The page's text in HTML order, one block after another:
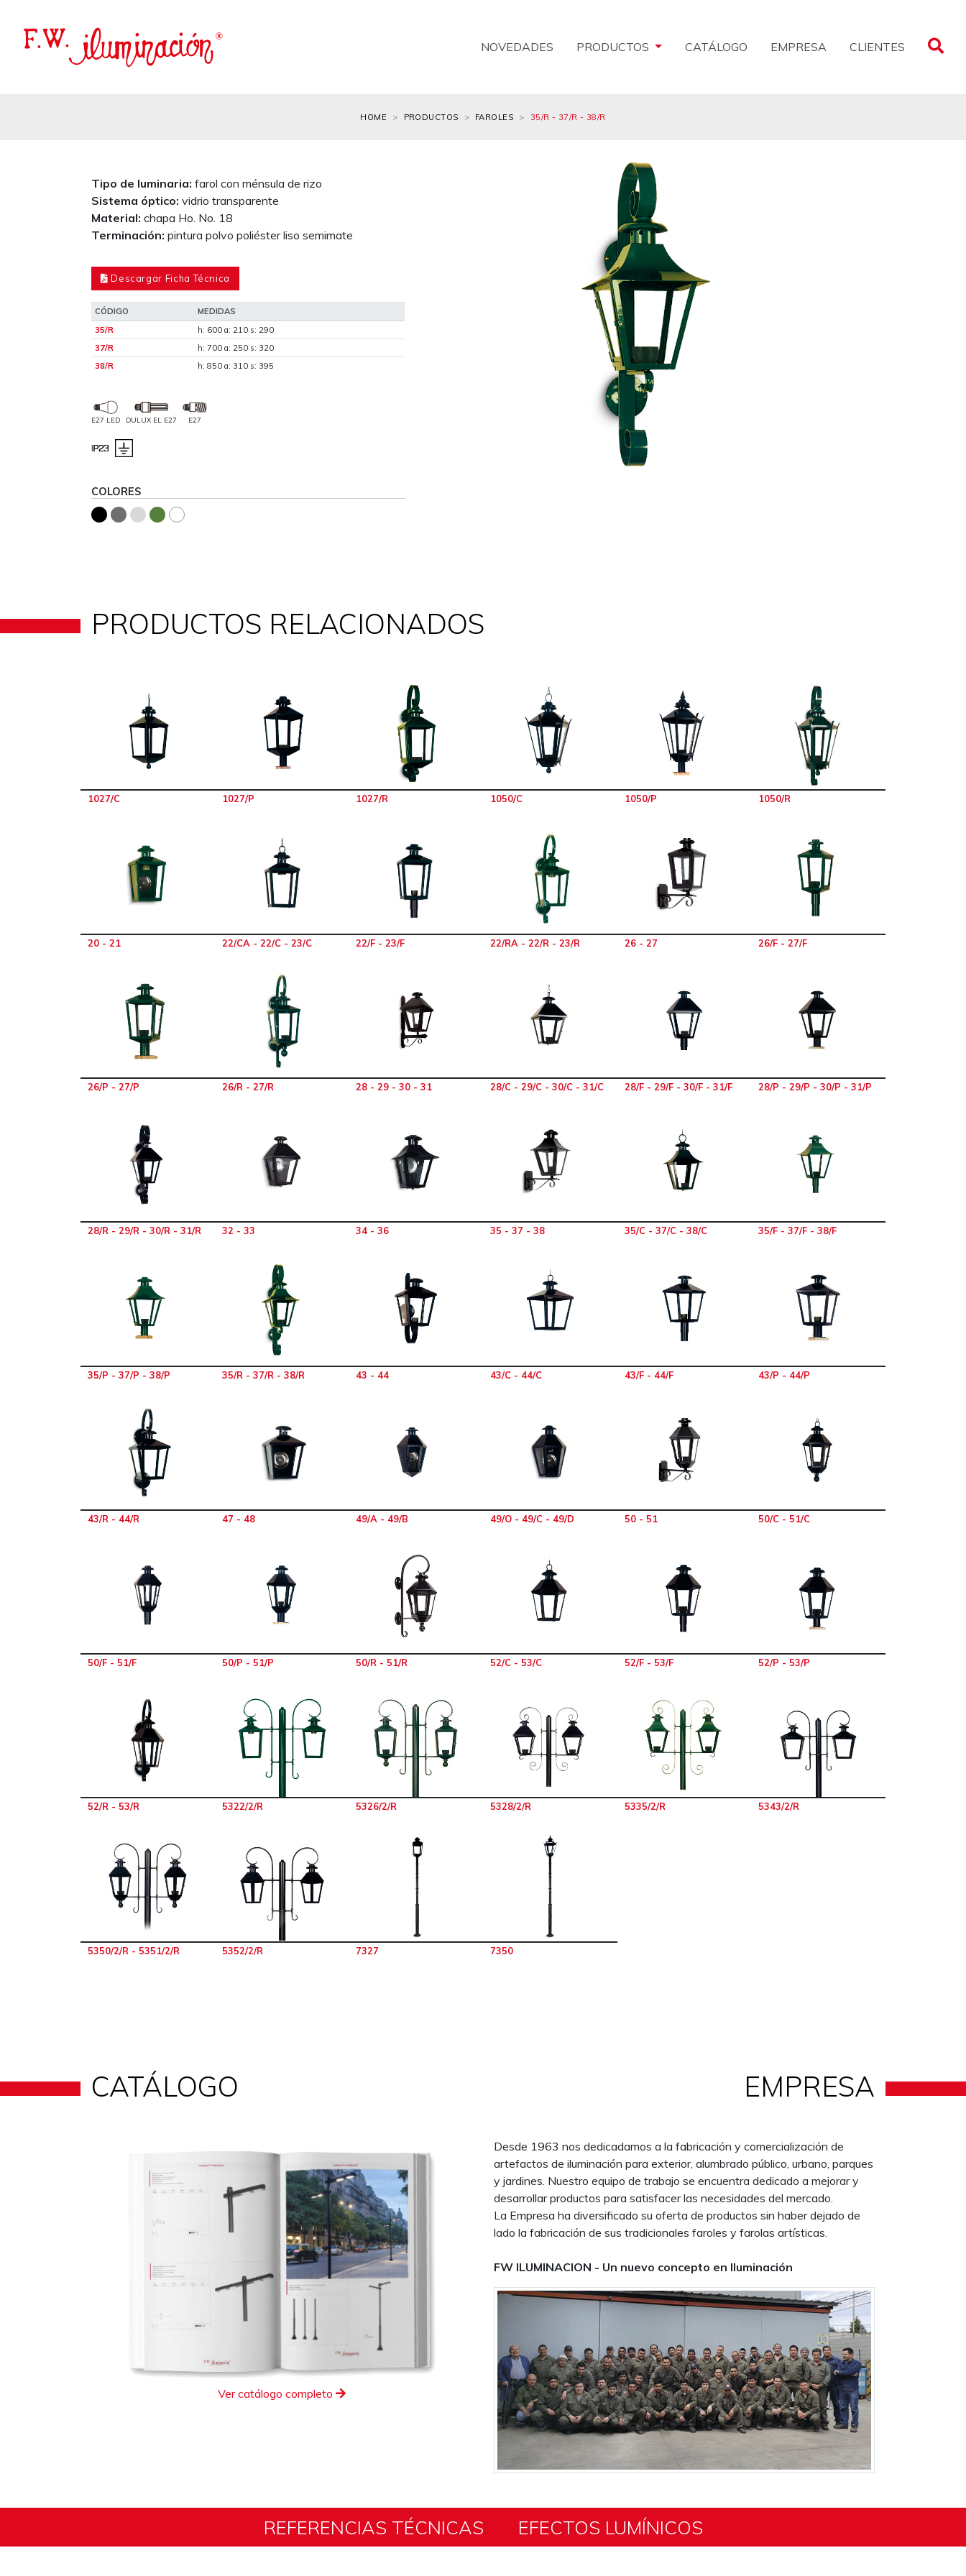
NOVEDADES PRODUCTOS CATÁLOGO EMPRESA CLIENTES
HOME PRODUCTOS FAROLES 35/R - 37/R - 38/R
Tipo de luminaria: farol con ménsula de rizo
Sistema óptico: vidrio transparente
Material: chapa Ho. No. 18
Terminación: pintura polvo poliéster liso semimate
Descargar Ficha Técnica
CÓDIGO
MEDIDAS
35/R
h: 600 a: 210 s: 290
37/R
h: 700 a: 250 s: 320
38/R
h: 850 a: 310 s: 395
E27 LED DULUX EL E27 E27
COLORES
PRODUCTOS RELACIONADOS
1027/C 1027/P 1027/R 1050/C 1050/P 1050/R
20 - 21 22/CA - 22/C - 23/C 22/F - 23/F 22/RA - 22/R - 23/R 26 - 27 26/F - 27/F
26/P - 27/P 26/R - 27/R 28 - 29 - 30 - 31 28/C - 29/C - 30/C - 31/C 28/F - 29/F - 30/F - 31/F 28/P - 29/P - 30/P - 31/P
28/R - 29/R - 30/R - 31/R 32 - 33 34 - 36 35 - 37 - 38 35/C - 37/C - 38/C 35/F - 37/F - 38/F
35/P - 37/P - 38/P 35/R - 37/R - 38/R 43 - 44 43/C - 44/C 43/F - 44/F 43/P - 44/P
43/R - 44/R 47 - 48 49/A - 49/B 49/O - 49/C - 49/D 50 - 51 50/C - 51/C
50/F - 51/F 50/P - 51/P 50/R - 51/R 52/C - 53/C 52/F - 53/F 52/P - 53/P
52/R - 53/R 5322/2/R 5326/2/R 5328/2/R 5335/2/R 5343/2/R
5350/2/R - 5351/2/R 5352/2/R 7327 7350
CATÁLOGO
Ver catálogo completo
EMPRESA
Desde 1963 nos dedicadamos a la fabricación y comercialización de
artefactos de iluminación para exterior, alumbrado público, urbano, parques
y jardines. Nuestro equipo de trabajo se encuentra dedicado a mejorar y
desarrollar productos para satisfacer las necesidades del mercado.
La Empresa ha diversificado su oferta de productos sin haber dejado de
lado la fabricación de sus tradicionales faroles y farolas artísticas.
FW ILUMINACION - Un nuevo concepto en Iluminación
REFERENCIAS TÉCNICAS EFECTOS LUMÍNICOS